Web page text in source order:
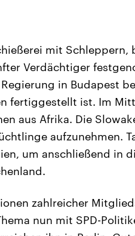
mit Schleppern,
Verdächtiger
in Budapest
fertiggestellt ist. Im
aus Afrika. Die
aufzunehmen.
um anschließend in
zahlreicher
nun mit SPD-